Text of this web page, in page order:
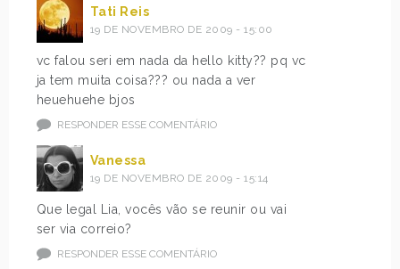
Tati Reis
19 DE NOVEMBRO DE 2009 - 15:00
vc falou seri em nada da hello kitty?? pq vc
ja tem muita coisa??? ou nada a ver
heuehuehe bjos
RESPONDER ESSE COMENTÁRIO
Vanessa
19 DE NOVEMBRO DE 2009 - 15:14
Que legal Lia, vocês vão se reunir ou vai
ser via correio?
RESPONDER ESSE COMENTÁRIO